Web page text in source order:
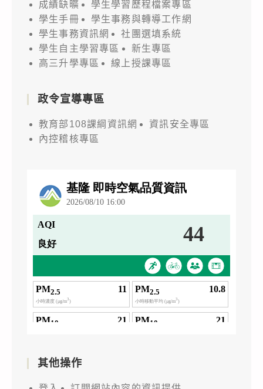
成績缺曠
學生學習歷程檔案專區
學生手冊
學生事務與轉導工作網
學生事務資訊網
社團選填系統
學生自主學習專區
新生專區
高三升學專區
線上授課專區
政令宣導專區
教育部108課綱資訊網
資訊安全專區
內控稽核專區
其他操作